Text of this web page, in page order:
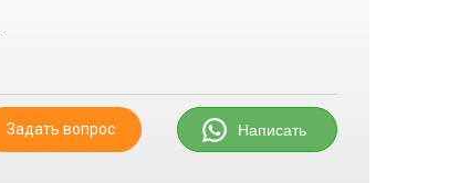
Задать вопрос Написать